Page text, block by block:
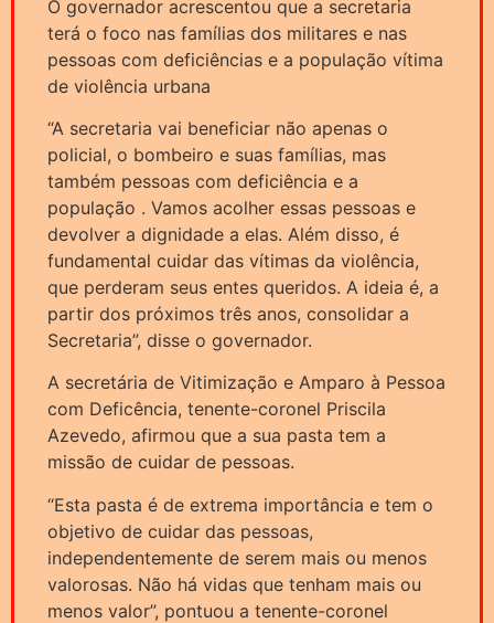
O governador acrescentou que a secretaria
terá o foco nas famílias dos militares e nas
pessoas com deficiências e a população vítima
de violência urbana
“A secretaria vai beneficiar não apenas o
policial, o bombeiro e suas famílias, mas
também pessoas com deficiência e a
população . Vamos acolher essas pessoas e
devolver a dignidade a elas. Além disso, é
fundamental cuidar das vítimas da violência,
que perderam seus entes queridos. A ideia é, a
partir dos próximos três anos, consolidar a
Secretaria”, disse o governador.
A secretária de Vitimização e Amparo à Pessoa
com Deficência, tenente-coronel Priscila
Azevedo, afirmou que a sua pasta tem a
missão de cuidar de pessoas.
“Esta pasta é de extrema importância e tem o
objetivo de cuidar das pessoas,
independentemente de serem mais ou menos
valorosas. Não há vidas que tenham mais ou
menos valor”, pontuou a tenente-coronel